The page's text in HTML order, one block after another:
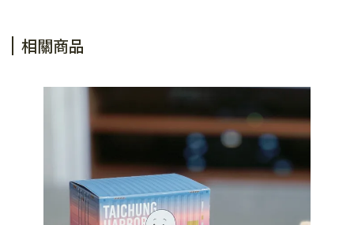
相關商品